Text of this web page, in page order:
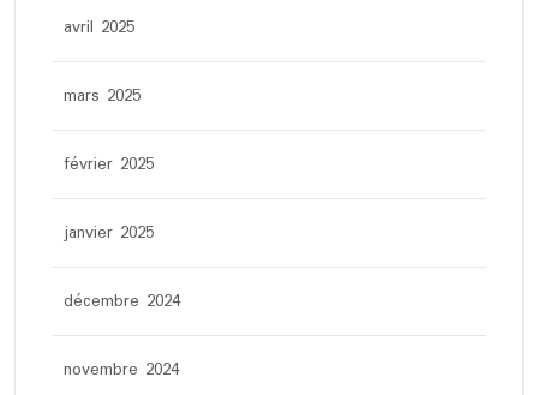
avril 2025
mars 2025
février 2025
janvier 2025
décembre 2024
novembre 2024